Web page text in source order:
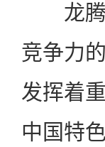
龙腾
竞争力
发挥着
中国特